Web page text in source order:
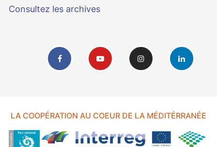
Consultez les archives
LA COOPÉRATION AU COEUR DE LA MÉDITÉRRANÉE